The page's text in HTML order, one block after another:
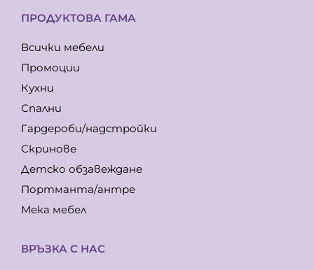
ПРОДУКТОВА ГАМА
Всички мебели
Промоции
Кухни
Спални
Гардероби/надстройки
Скринове
Детско обзавеждане
Портманта/антре
Мека мебел
ВРЪЗКА С НАС